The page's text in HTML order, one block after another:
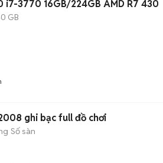
i7-3770 16GB/224GB AMD R7 430
GB
ghi bạc full đồ chơi
Số sàn